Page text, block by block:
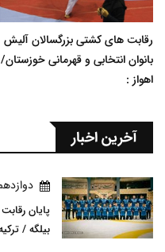
رقابت های کشتی بزرگسالان آلیش
بانوان انتخابی و قهرمانی خوزستان/
اهواز :
آخرین اخبار
دوازدهم
پایان
بیلگه /